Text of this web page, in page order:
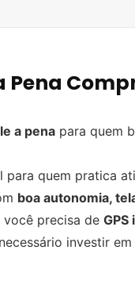
Pena
a pena para quem
para quem pratica
boa autonomia,
precisa de
investir